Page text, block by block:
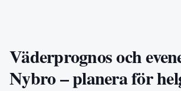
Väderprognos och
Nybro – planera för